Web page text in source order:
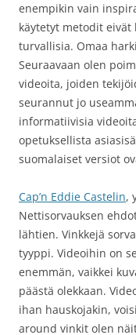
enempikin vain
käytetyt metodit eivät
turvallisia. Omaa
Seuraavaan olen
videoita, joiden
seurannut jo
informatiivisia
opetuksellista
suomalaiset versiot
Cap’n Eddie Castelin,
Nettisorvauksen
lähtien. Vinkkejä
tyyppi. Videoihin on
enemmän, vaikkei
päästä olekkaan.
ihan hauskojakin,
around vinkit olen